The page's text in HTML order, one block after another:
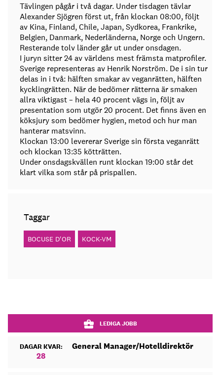
Tävlingen pågår i två dagar. Under tisdagen tävlar
Alexander Sjögren först ut, från klockan 08:00, följt
av Kina, Finland, Chile, Japan, Sydkorea, Frankrike,
Belgien, Danmark, Nederländerna, Norge och Ungern.
Resterande tolv länder går ut under onsdagen.
I juryn sitter 24 av världens mest främsta matprofiler.
Sverige representeras av Henrik Norström. De i sin tur
delas in i två: hälften smakar av veganrätten, hälften
kycklingrätten. När de bedömer rätterna är smaken
allra viktigast – hela 40 procent vägs in, följt av
presentation som utgör 20 procent. Det finns även en
köksjury som bedömer hygien, metod och hur man
hanterar matsvinn.
Klockan 13:00 levererar Sverige sin första veganrätt
och klockan 13:35 kötträtten.
Under onsdagskvällen runt klockan 19:00 står det
klart vilka som står på prispallen.
Taggar
BOCUSE D'OR KOCK-VM
LEDIGA JOBB
DAGAR KVAR:
28
General Manager/Hotelldirektör